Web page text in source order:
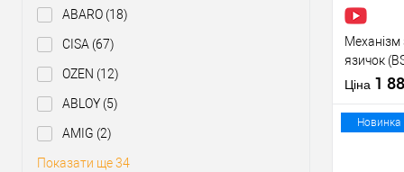
ABARO (18)
CISA (67)
OZEN (12)
ABLOY (5)
AMIG (2)
Показати ще 34
Виробник
Тип товару
Матеріал
язичок
Ціна 1
Новинка